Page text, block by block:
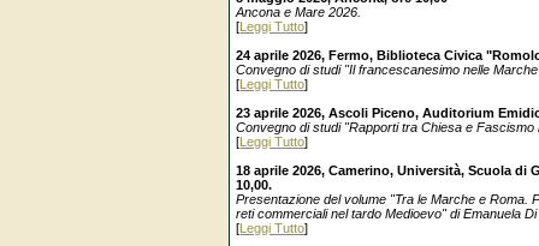
Ancona e Mare 2026.
[Leggi Tutto]
24 aprile 2026, Fermo, Biblioteca Civica
Convegno di studi "Il francescanesimo nelle
[Leggi Tutto]
23 aprile 2026, Ascoli Piceno, Auditorium
Convegno di studi "Rapporti tra Chiesa e Fascismo
[Leggi Tutto]
18 aprile 2026, Camerino, Università, Scuola di
10,00.
Presentazione del volume "Tra le Marche e Roma.
reti commerciali nel tardo Medioevo" di Emanuela
[Leggi Tutto]